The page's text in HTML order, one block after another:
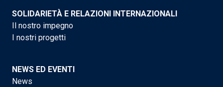
SOLIDARIETÀ E RELAZIONI INTERNAZIONALI
Il nostro impegno
I nostri progetti
NEWS ED EVENTI
News